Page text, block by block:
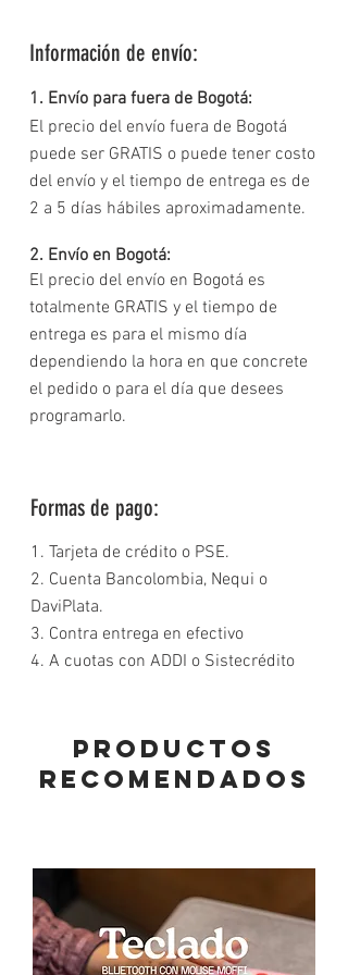
Información de envío:
1. Envío para fuera de Bogotá:
El precio del envío fuera de Bogotá
puede ser GRATIS o puede tener costo
del envío y el tiempo de entrega es de
2 a 5 días hábiles aproximadamente.
2. Envío en Bogotá:
El precio del envío en Bogotá es
totalmente GRATIS y el tiempo de
entrega es para el mismo día
dependiendo la hora en que concrete
el pedido o para el día que desees
programarlo.
Formas de pago:
1. Tarjeta de crédito o PSE.
2. Cuenta Bancolombia, Nequi o
DaviPlata.
3. Contra entrega en efectivo
4. A cuotas con ADDI o Sistecrédito
PRODUCTOS
RECOMENDADOS